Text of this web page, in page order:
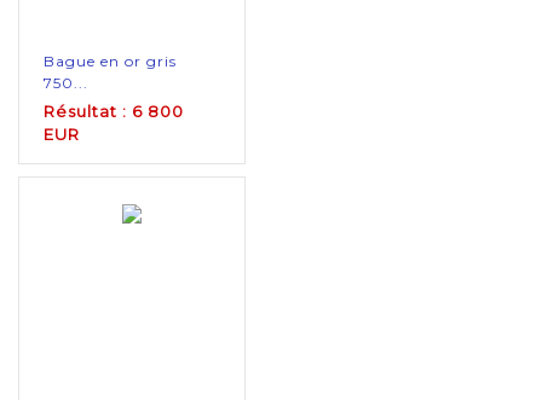
Bague en or gris
750...
Résultat : 6 800
EUR